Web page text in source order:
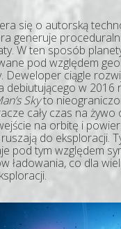
się o autorską
generuje
W ten sposób
pod względem
Deweloper ciągle
debiutującego w 2016
Skyto
cały czas na
na orbitę i
do eksploracji.
pod tym względem
ładowania, co dla